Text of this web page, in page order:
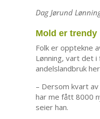
Dag Jørund
Mold er trendy
Folk er opptekne
Lønning, vart det
andelslandbruk
– Dersom kvart
har me fått 8000
seier han.